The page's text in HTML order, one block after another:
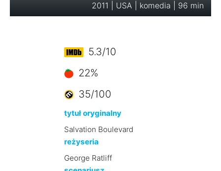
2011 | USA | komedia | 96 min
5.3/10
22%
35/100
tytuł oryginalny
Salvation Boulevard
reżyseria
George Ratliff